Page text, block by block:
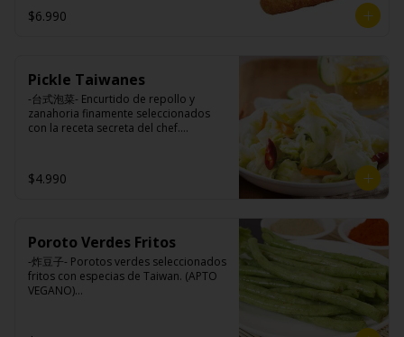
Ingredientes:
Papa, aceite de girasol, sal, cebolla en
$6.990
Pickle Taiwanes
-台式泡菜- Encurtido de repollo y
zanahoria finamente seleccionados
con la receta secreta del chef.
Ingredientes:
$4.990
Poroto Verdes Fritos
-炸豆子- Porotos verdes seleccionados
fritos con especias de Taiwan. (APTO
VEGANO)